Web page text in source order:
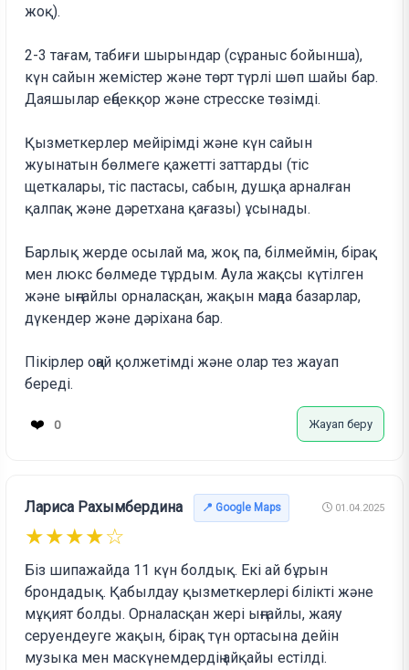
жоқ).
2-3 тағам, табиғи шырындар (сұраныс бойынша),
күн сайын жемістер және төрт түрлі шөп шайы бар.
Даяшылар еңбекқор және стресске төзімді.
Қызметкерлер мейірімді және күн сайын
жуынатын бөлмеге қажетті заттарды (тіс
щеткалары, тіс пастасы, сабын, душқа арналған
қалпақ және дәретхана қағазы) ұсынады.
Барлық жерде осылай ма, жоқ па, білмеймін, бірақ
мен люкс бөлмеде тұрдым. Аула жақсы күтілген
және ыңғайлы орналасқан, жақын маңда базарлар,
дүкендер және дәріхана бар.
Пікірлер оңай қолжетімді және олар тез жауап
береді.
❤️ 0 Жауап беру
Лариса Рахымбердина 📍 Google Maps 01.04.2025
★★★★☆
Біз шипажайда 11 күн болдық. Екі ай бұрын
брондадық. Қабылдау қызметкерлері білікті және
мұқият болды. Орналасқан жері ыңғайлы, жаяу
серуендеуге жақын, бірақ түн ортасына дейін
музыка мен маскүнемдердің айқайы естілді.